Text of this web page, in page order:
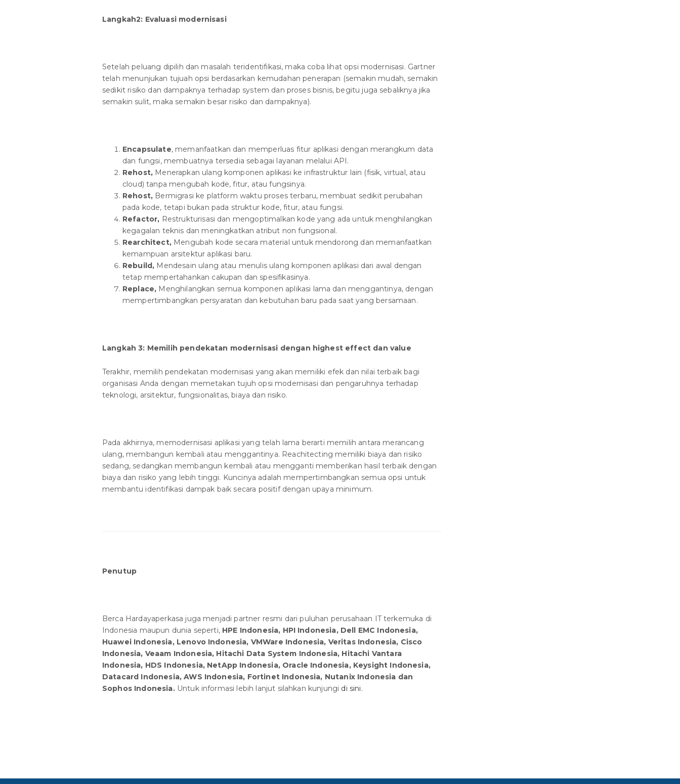
Langkah2: Evaluasi modernisasi
Setelah peluang dipilih dan masalah teridentifikasi, maka coba lihat opsi modernisasi. Gartner
telah menunjukan tujuah opsi berdasarkan kemudahan penerapan (semakin mudah, semakin
sedikit risiko dan dampaknya terhadap system dan proses bisnis, begitu juga sebaliknya jika
semakin sulit, maka semakin besar risiko dan dampaknya).
Encapsulate, memanfaatkan dan memperluas fitur aplikasi dengan merangkum data
dan fungsi, membuatnya tersedia sebagai layanan melalui API.
Rehost, Menerapkan ulang komponen aplikasi ke infrastruktur lain (fisik, virtual, atau
cloud) tanpa mengubah kode, fitur, atau fungsinya.
Rehost, Bermigrasi ke platform waktu proses terbaru, membuat sedikit perubahan
pada kode, tetapi bukan pada struktur kode, fitur, atau fungsi.
Refactor, Restrukturisasi dan mengoptimalkan kode yang ada untuk menghilangkan
kegagalan teknis dan meningkatkan atribut non fungsional.
Rearchitect, Mengubah kode secara material untuk mendorong dan memanfaatkan
kemampuan arsitektur aplikasi baru.
Rebuild, Mendesain ulang atau menulis ulang komponen aplikasi dari awal dengan
tetap mempertahankan cakupan dan spesifikasinya.
Replace, Menghilangkan semua komponen aplikasi lama dan menggantinya, dengan
mempertimbangkan persyaratan dan kebutuhan baru pada saat yang bersamaan.
Langkah 3: Memilih pendekatan modernisasi dengan highest effect dan value
Terakhir, memilih pendekatan modernisasi yang akan memiliki efek dan nilai terbaik bagi
organisasi Anda dengan memetakan tujuh opsi modernisasi dan pengaruhnya terhadap
teknologi, arsitektur, fungsionalitas, biaya dan risiko.
Pada akhirnya, memodernisasi aplikasi yang telah lama berarti memilih antara merancang
ulang, membangun kembali atau menggantinya. Reachitecting memiliki biaya dan risiko
sedang, sedangkan membangun kembali atau mengganti memberikan hasil terbaik dengan
biaya dan risiko yang lebih tinggi. Kuncinya adalah mempertimbangkan semua opsi untuk
membantu identifikasi dampak baik secara positif dengan upaya minimum.
Penutup
Berca Hardayaperkasa juga menjadi partner resmi dari puluhan perusahaan IT terkemuka di
Indonesia maupun dunia seperti, HPE Indonesia, HPI Indonesia, Dell EMC Indonesia,
Huawei Indonesia, Lenovo Indonesia, VMWare Indonesia, Veritas Indonesia, Cisco
Indonesia, Veaam Indonesia, Hitachi Data System Indonesia, Hitachi Vantara
Indonesia, HDS Indonesia, NetApp Indonesia, Oracle Indonesia, Keysight Indonesia,
Datacard Indonesia, AWS Indonesia, Fortinet Indonesia, Nutanix Indonesia dan
Sophos Indonesia. Untuk informasi lebih lanjut silahkan kunjungi di sini.